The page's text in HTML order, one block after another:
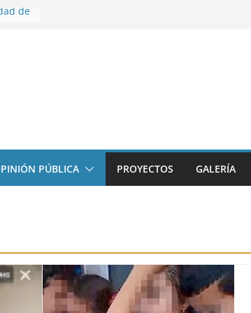
de
PÚBLICA PROYECTOS GALERÍA